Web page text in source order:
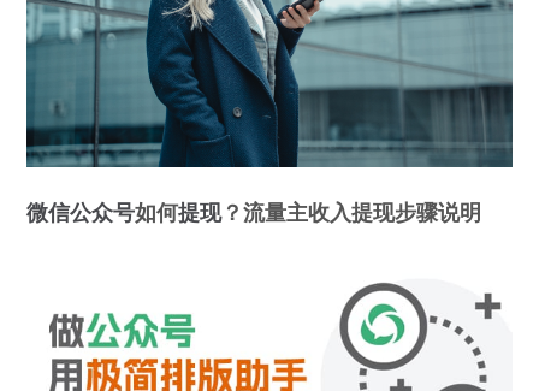
微信公众号如何提现？流量主收入提现步骤说明